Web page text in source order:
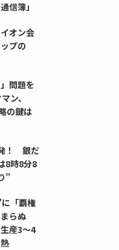
信簿」
オン会
プの
問題を
ン、
の鍵は
！ 銀だ
8時8分8
”
「覇権
らぬ
産3～4